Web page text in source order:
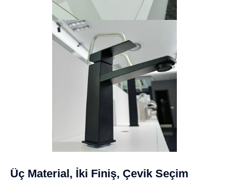
Üç Material, İki Finiş, Çevik Seçim